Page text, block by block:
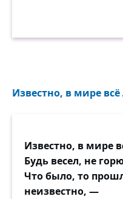
Известно, в мире всё
Известно, в мире
Будь весел, не
Что было, то
неизвестно, —